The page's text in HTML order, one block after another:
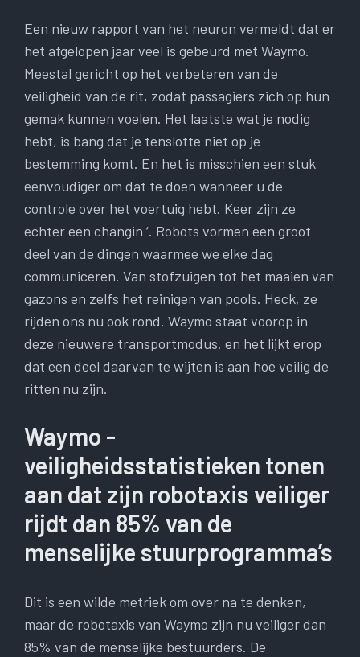
Een nieuw rapport van het neuron vermeldt dat er
het afgelopen jaar veel is gebeurd met Waymo.
Meestal gericht op het verbeteren van de
veiligheid van de rit, zodat passagiers zich op hun
gemak kunnen voelen. Het laatste wat je nodig
hebt, is bang dat je tenslotte niet op je
bestemming komt. En het is misschien een stuk
eenvoudiger om dat te doen wanneer u de
controle over het voertuig hebt. Keer zijn ze
echter een changin ‘. Robots vormen een groot
deel van de dingen waarmee we elke dag
communiceren. Van stofzuigen tot het maaien van
gazons en zelfs het reinigen van pools. Heck, ze
rijden ons nu ook rond. Waymo staat voorop in
deze nieuwere transportmodus, en het lijkt erop
dat een deel daarvan te wijten is aan hoe veilig de
ritten nu zijn.
Waymo -
veiligheidsstatistieken tonen
aan dat zijn robotaxis veiliger
rijdt dan 85% van de
menselijke stuurprogramma’s
Dit is een wilde metriek om over na te denken,
maar de robotaxis van Waymo zijn nu veiliger dan
85% van de menselijke bestuurders. De